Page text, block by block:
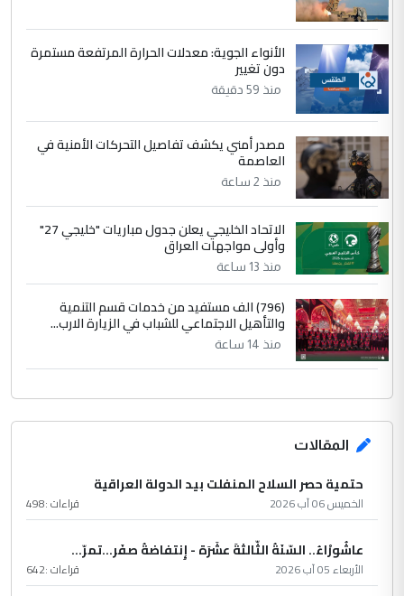
وثروات البلد يعتمد على الكفاءة ...
الموضوع :
بين الإهمال واغتصاب الأرض.. بلاد
الرافدين تعاني الجفاف والتصحر!!
الأنواء الجوية: معدلات الحرارة المرتفعة مستمرة
دون تغيير
منذ 59 دقيقة
مصدر أمني يكشف تفاصيل التحركات الأمنية في
العاصمة
منذ 2 ساعة
الاتحاد الخليجي يعلن جدول مباريات "خليجي 27"
وأولى مواجهات العراق
منذ 13 ساعة
(796) الف مستفيد من خدمات قسم التنمية
والتأهيل الاجتماعي للشباب في الزيارة الارب...
منذ 14 ساعة
المقالات
حتمية حصر السلاح المنفلت بيد الدولة العراقية
الخميس 06 آب 2026 قراءات :498
عاشُورْاءُ.. السّنَةُ الثّالثةَ عشَرَة - إِنتفاضةُ صفَر…تمرّ...
الأربعاء 05 آب 2026 قراءات :642